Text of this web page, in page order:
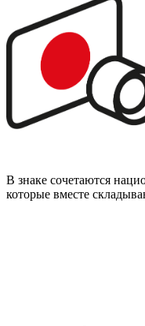
В знаке сочетаются
которые вместе